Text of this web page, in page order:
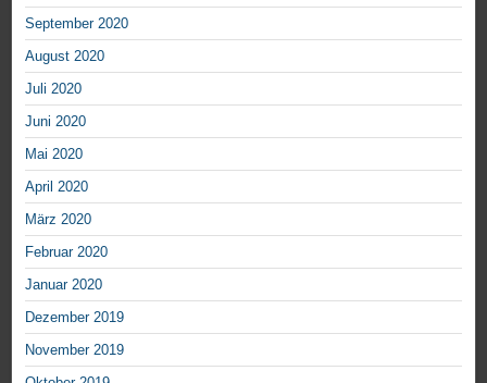
September 2020
August 2020
Juli 2020
Juni 2020
Mai 2020
April 2020
März 2020
Februar 2020
Januar 2020
Dezember 2019
November 2019